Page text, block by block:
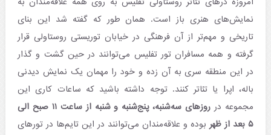
نمایش‌های هنری باز است. همان طور که گفته شد این بنای
تاریخی و مهم‌تر از آن فرهنگی در خیابان توریستی روستاولی قرار
گرفته و همه مسافران تور تفلیس می‌توانند در حین گشت و گذار
در این منطقه سری به آن زده و خود را مهمان یک نمایش دیدنی
باله، اپرا یا تئاتر کنند. توجه داشته باشید که ساعات کاری این
مجموعه در
روزهای سه‌شنبه، پنج‌شنبه و شنبه از ساعت ۱۱ صبح الی
۵ بعد از ظهر
بوده و علاقه‌مندان می‌توانند در این تایم‌ها در تورهای